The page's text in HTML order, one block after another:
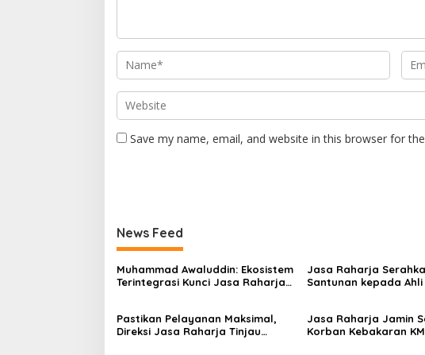
Save my name, email, and website in this browser for
News Feed
Muhammad Awaluddin: Ekosistem
Terintegrasi Kunci Jasa Raharja
Jasa Raharja
Santunan kepada Ahli
Pastikan Pelayanan Maksimal,
Direksi Jasa Raharja Tinjau
Jasa Raharja Jamin
Korban Kebakaran